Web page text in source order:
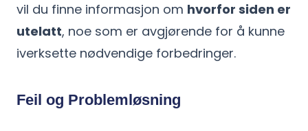
vil du finne informasjon om hvorfor siden er
utelatt, noe som er avgjørende for å kunne
iverksette nødvendige forbedringer.
Feil og Problemløsning